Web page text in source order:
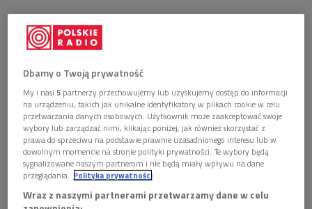
AUDIO 1 plik
 28'18
Janusz Opryński o spektaklu "Punkt zero.
Łaskawe" (O wszystkim z kulturą/Dwójka)
Dbamy o Twoją prywatność
My i nasi5 partnerzy przechowujemy lub uzyskujemy dostęp do informacji
na urządzeniu, takich jak unikalne identyfikatory w plikach cookie w celu
przetwarzania danych osobowych. Użytkownik może zaakceptować swoje
wybory lub zarządzać nimi, klikając poniżej, jak również skorzystać z
prawa do sprzeciwu na podstawie prawnie uzasadnionego interesu lub w
dowolnym momencie na stronie polityki prywatności. Te wybory będą
sygnalizowane naszym partnerom i nie będą miały wpływu na dane
przeglądania. Polityka prywatności
Wraz z naszymi partnerami przetwarzamy dane w celu